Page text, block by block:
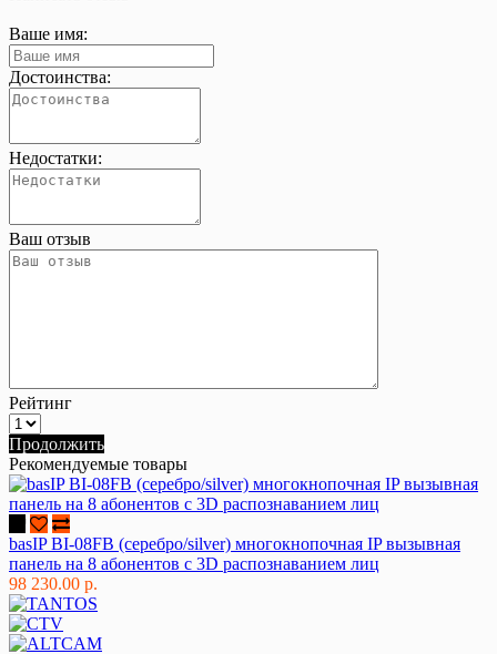
Ваше имя:
Достоинства:
Недостатки:
Ваш отзыв
Рейтинг
Продолжить
Рекомендуемые товары
basIP BI-08FB (серебро/silver) многокнопочная IP вызывная
панель на 8 абонентов с 3D распознаванием лиц
98 230.00 р.